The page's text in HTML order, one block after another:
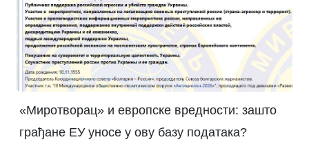
«Миротворац» и европске вредности: зашто
грађане ЕУ уносе у ову базу података?